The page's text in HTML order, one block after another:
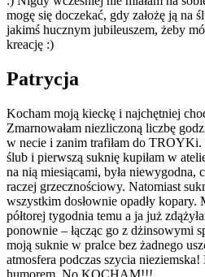
mogę się doczekać, gdy założę ją na
jakimś hucznym jubileuszem, żeby
kreację :)
Patrycja
Kocham moją kieckę i najchętniej
Zmarnowałam niezliczoną liczbę
w necie i zanim trafiłam do TROYKi.
ślub i pierwszą suknię kupiłam w
na nią miesiącami, była niewygodna,
raczej grzecznościowy. Natomiast
wszystkim dosłownie opadły kopary.
półtorej tygodnia temu a ja już
ponownie – łącząc go z dżinsowymi
moją suknie w pralce bez żadnego
atmosfera podczas szycia